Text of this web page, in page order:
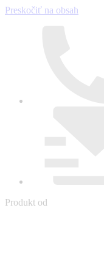
Preskočiť na obsah
Produkt od